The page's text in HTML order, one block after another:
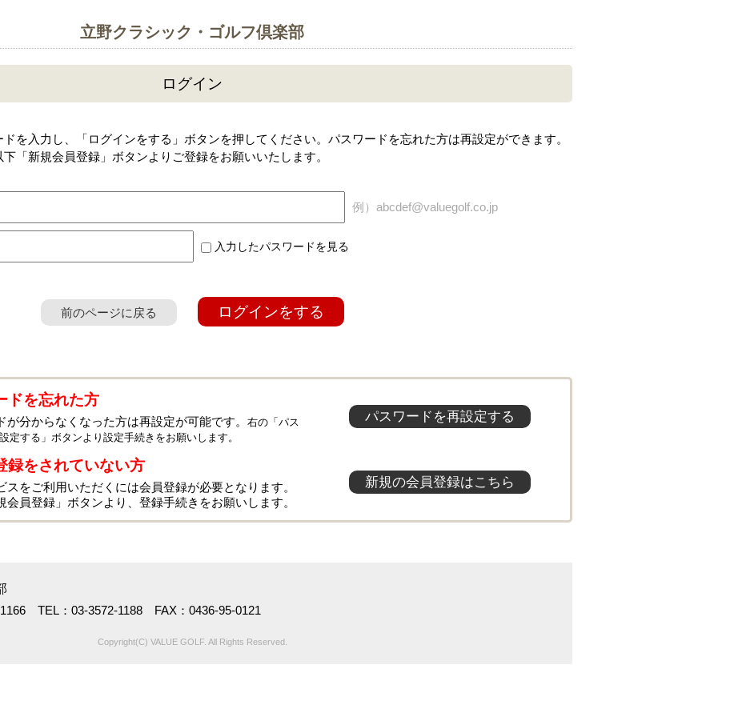
立野クラシック・ゴルフ倶楽部
ログイン
を入力し、「ログインをする」ボタンを押してください。パスワードを忘れた方は再設定ができます。
「新規会員登録」ボタンよりご登録をお願いいたします。
例）abcdef@valuegolf.co.jp
入力したパスワードを見る
前のページに戻る ログインをする
ドを忘れた方
が分からなくなった方は再設定が可能です。 右の「パス
定する」ボタンより設定手続きをお願いします。
パスワードを再設定する
録をされていない方
スをご利用いただくには会員登録が必要となります。
会員登録」ボタンより、登録手続きをお願いします。
新規の会員登録はこちら
TEL：03-3572-1188 FAX：0436-95-0121
Copyright(C) VALUE GOLF. All Rights Reserved.